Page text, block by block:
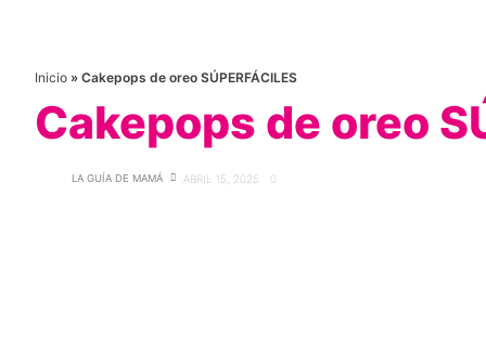
Inicio » Cakepops de oreo SÚPERFÁCILES
Cakepops de oreo
LA GUÍA DE MAMÁ ABRIL 15, 2025 0